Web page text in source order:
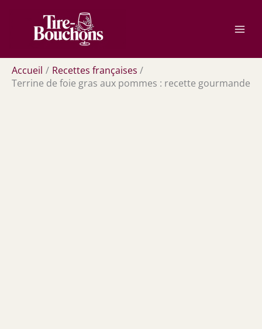
contenu
Accueil
Recettes françaises
Terrine de foie gras aux pommes : recette gourmande